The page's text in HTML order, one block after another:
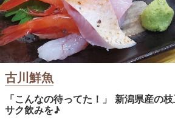
古川鮮魚
「こんなの待ってた！」 新潟県産の
サク飲みを♪